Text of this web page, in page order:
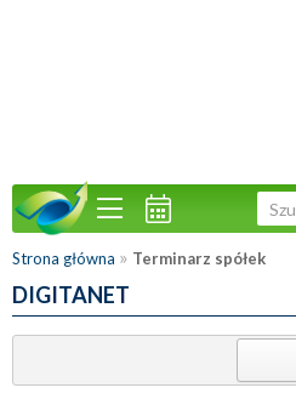
Strona główna » Terminarz spółek
DIGITANET